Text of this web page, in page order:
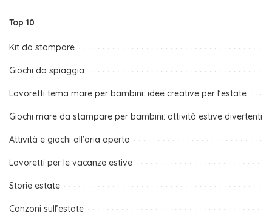
Top 10
Kit da stampare
Giochi da spiaggia
Lavoretti tema mare per bambini: idee creative per l’estate
Giochi mare da stampare per bambini: attività estive divertenti
Attività e giochi all’aria aperta
Lavoretti per le vacanze estive
Storie estate
Canzoni sull’estate